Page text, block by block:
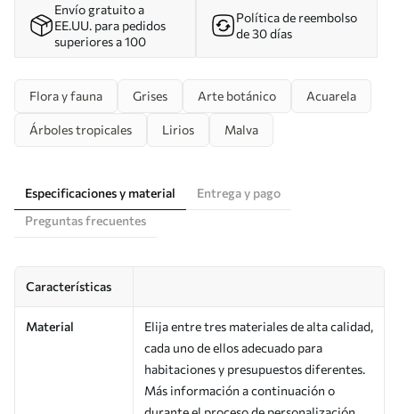
Envío gratuito a
EE.UU. para pedidos
superiores a 100
Política de reembolso
de 30 días
Flora y fauna Grises Arte botánico Acuarela
Árboles tropicales Lirios Malva
Especificaciones y material
Entrega y pago
Preguntas frecuentes
Características
Material
Elija entre tres materiales de alta calidad,
cada uno de ellos adecuado para
habitaciones y presupuestos diferentes.
Más información a continuación o